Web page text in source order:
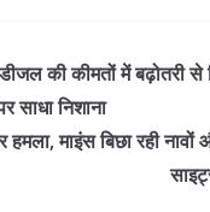
की कीमतों में बढ़ोतरी
साधा निशाना
हमला, माइंस बिछा रही